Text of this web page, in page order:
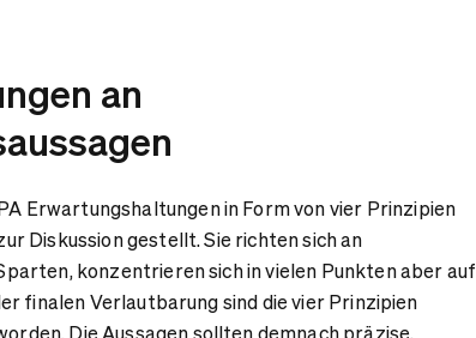
an
Erwartungshaltungen in Form von vier Prinzipien
Diskussion gestellt. Sie richten sich an
konzentrieren sich in vielen Punkten aber auf
finalen Verlautbarung sind die vier Prinzipien
Die Aussagen sollten demnach präzise,